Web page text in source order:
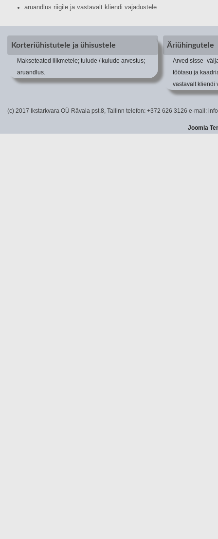
aruandlus riigile ja vastavalt kliendi vajadustele
Korteriühistutele ja ühisustele
Makseteated liikmetele; tulude / kulude arvestus;
aruandlus.
Äriühingutele
Arved sisse -
töötasu ja
vastavalt kliendi
(c) 2017 Ikstarkvara OÜ Rävala pst.8, Tallinn telefon: +372 626 3126 e-mail:
Joomla